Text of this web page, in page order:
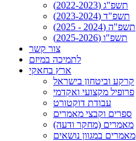
תשפ"ג (2022-2023)
תשפ"ד (2023-2024)
תשפ"ה (2024 - 2025)
תשפ"ו (2025-2026)
צור קשר
לתמיכה במיזם
ארץ בחאקי
קרקע וביטחון בישראל
פרופיל מקצועי ואקדמי
עבודת דוקטורט
ספרים וקבצי מאמרים
מאמרים (מחקר ודעה)
מאמרים במגוון נושאים